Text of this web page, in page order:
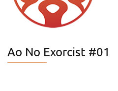
Ao No Exorcist #01